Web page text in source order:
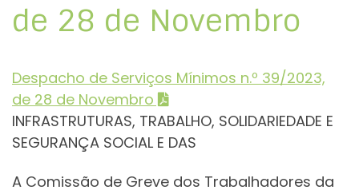
de 28 de Novembro
Despacho de Serviços Mínimos n.º 39/2023,
de 28 de Novembro
INFRASTRUTURAS, TRABALHO, SOLIDARIEDADE E
SEGURANÇA SOCIAL E DAS
A Comissão de Greve dos Trabalhadores da